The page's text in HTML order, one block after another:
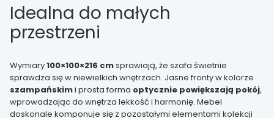
Idealna do małych
przestrzeni
Wymiary100×100×216 cmsprawiają, że szafa świetnie
sprawdza się w niewielkich wnętrzach. Jasne fronty w kolorze
szampańskimi prosta forma optycznie powiększają pokój,
wprowadzając do wnętrza lekkość i harmonię. Mebel
doskonale komponuje się z pozostałymi elementami kolekcji